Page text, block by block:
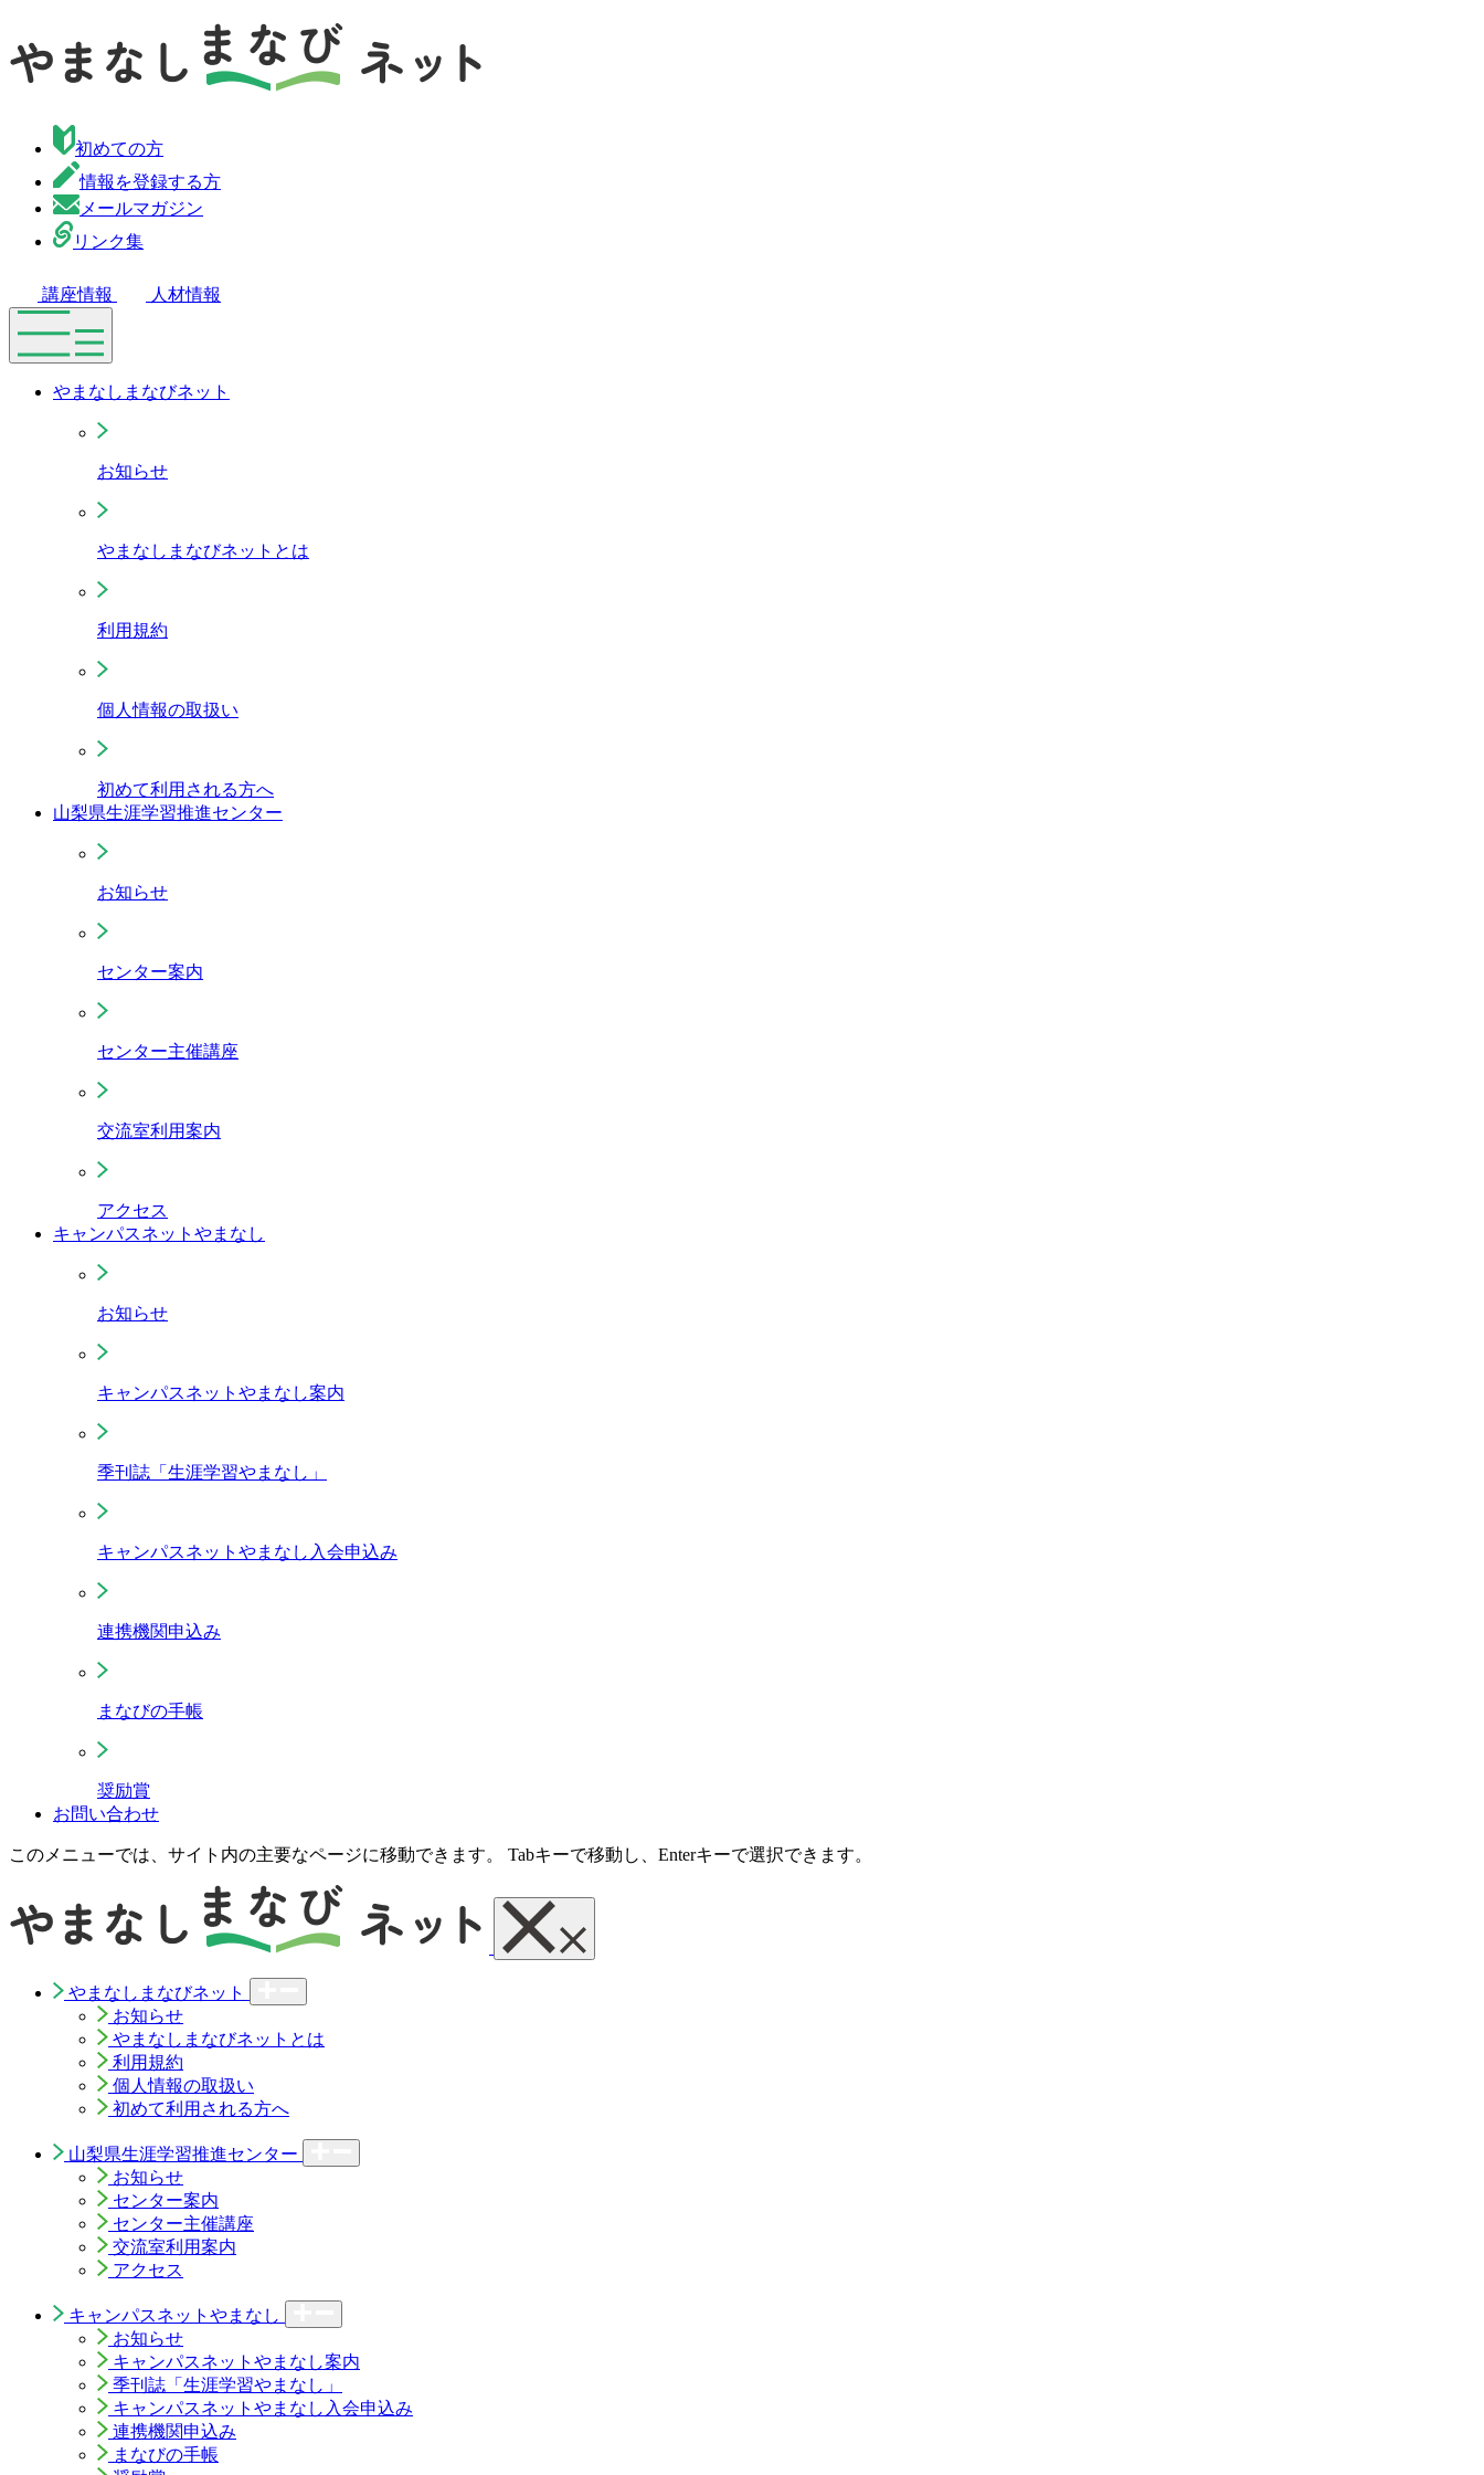
初めての方
情報を登録する方
メールマガジン
リンク集
講座情報 人材情報
やまなしまなびネット
お知らせ
やまなしまなびネットとは
利用規約
個人情報の取扱い
初めて利用される方へ
山梨県生涯学習推進センター
お知らせ
センター案内
センター主催講座
交流室利用案内
アクセス
キャンパスネットやまなし
お知らせ
キャンパスネットやまなし案内
季刊誌「生涯学習やまなし」
キャンパスネットやまなし入会申込み
連携機関申込み
まなびの手帳
奨励賞
お問い合わせ
このメニューでは、サイト内の主要なページに移動できます。 Tabキーで移動し、Enterキーで選択できます。
やまなしまなびネット
お知らせ
やまなしまなびネットとは
利用規約
個人情報の取扱い
初めて利用される方へ
山梨県生涯学習推進センター
お知らせ
センター案内
センター主催講座
交流室利用案内
アクセス
キャンパスネットやまなし
お知らせ
キャンパスネットやまなし案内
季刊誌「生涯学習やまなし」
キャンパスネットやまなし入会申込み
連携機関申込み
まなびの手帳